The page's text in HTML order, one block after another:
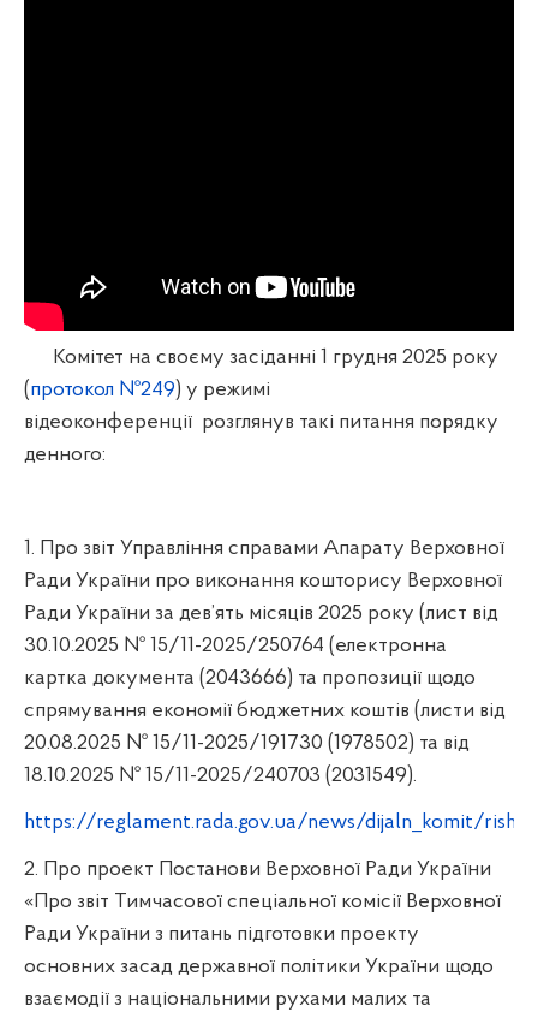
Комітет на своєму засіданні 1 грудня 2025 року
(протокол №249) у режимі
відеоконференції розглянув такі питання порядку
денного:
1. Про звіт Управління справами Апарату Верховної
Ради України про виконання кошторису Верховної
Ради України за дев’ять місяців 2025 року (лист від
30.10.2025 № 15/11-2025/250764 (електронна
картка документа (2043666) та пропозиції щодо
спрямування економії бюджетних коштів (листи від
20.08.2025 № 15/11-2025/191730 (1978502) та від
18.10.2025 № 15/11-2025/240703 (2031549).
https://reglament.rada.gov.ua/news/dijaln_komit/
2. Про проект Постанови Верховної Ради України
«Про звіт Тимчасової спеціальної комісії Верховної
Ради України з питань підготовки проекту
основних засад державної політики України щодо
взаємодії з національними рухами малих та